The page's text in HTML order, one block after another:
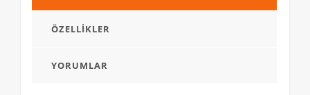
ÖZELLİKLER
YORUMLAR